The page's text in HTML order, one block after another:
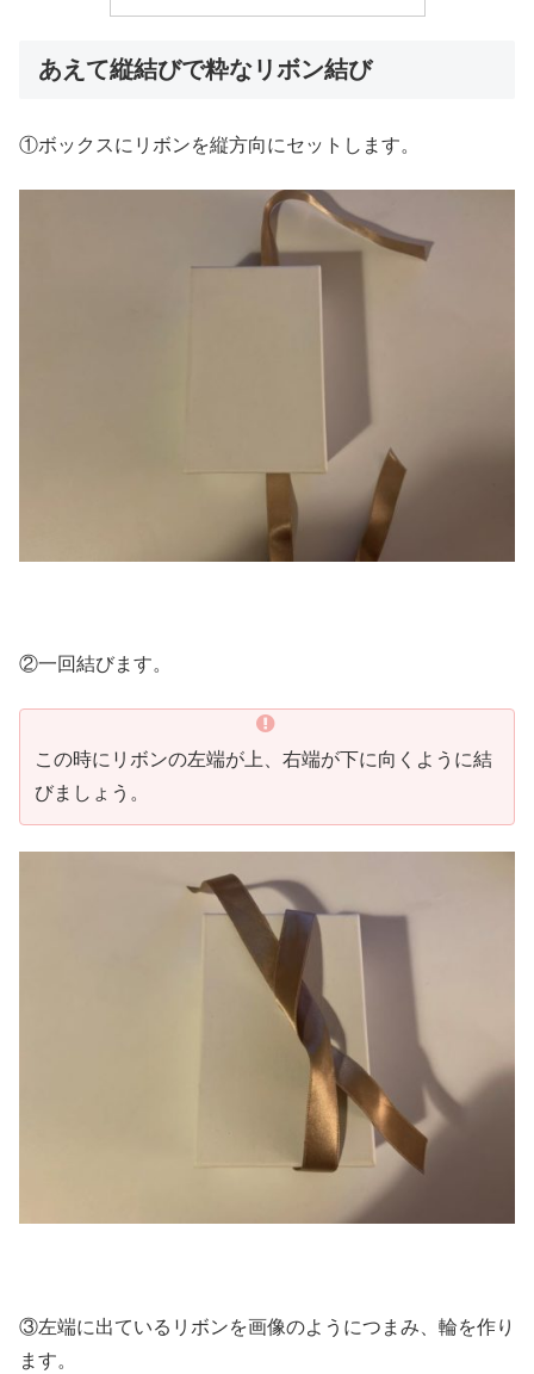
あえて縦結びで粋なリボン結び
①ボックスにリボンを縦方向にセットします。
②一回結びます。
この時にリボンの左端が上、右端が下に向くように結
びましょう。
③左端に出ているリボンを画像のようにつまみ、輪を作り
ます。